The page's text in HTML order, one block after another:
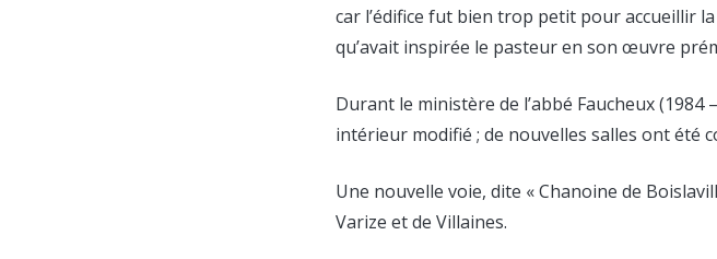
car l’édifice fut bien trop petit pour accueillir
qu’avait inspirée le pasteur en son œuvre
Durant le ministère de l’abbé Faucheux (1984
intérieur modifié ; de nouvelles salles ont été
Une nouvelle voie, dite « Chanoine de
Varize et de Villaines.